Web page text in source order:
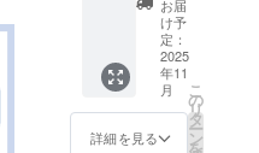
難しい
場合は
希望施
設と同
じ都道
府県に
せてい
なりま
す。 ★
寄贈さ
せてい
ただく
商品に
ついて
ズ：約
53cm
お届
け予
定：
2025
年11
月
詳細を見る
こ
の
リ
タ
ー
ン
を